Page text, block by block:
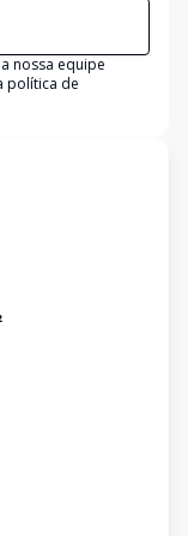
nossa equipe
política de